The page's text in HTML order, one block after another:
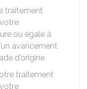
traitement
ou égale à
avancement
d'origine
traitement